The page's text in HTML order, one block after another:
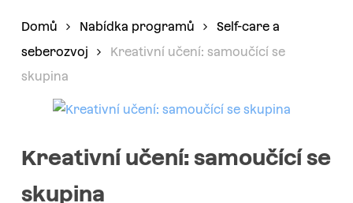
Domů Nabídka programů
Self-care a
seberozvoj
Kreativní učení: samoučící se
skupina
Kreativní učení: samoučící se
skupina